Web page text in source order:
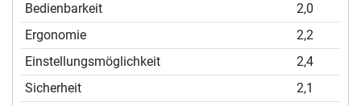
Bedienbarkeit
2,0
Ergonomie
2,2
Einstellungsmöglichkeit
2,4
Sicherheit
2,1